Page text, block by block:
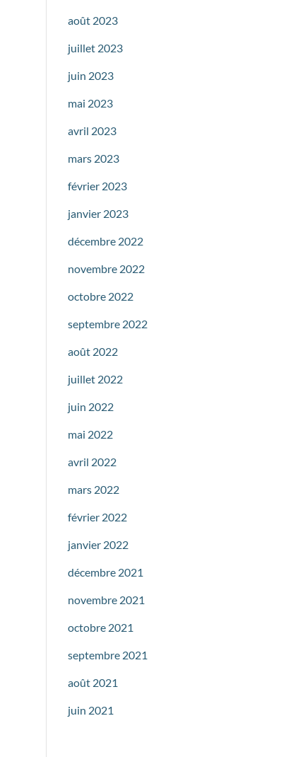
août 2023
juillet 2023
juin 2023
mai 2023
avril 2023
mars 2023
février 2023
janvier 2023
décembre 2022
novembre 2022
octobre 2022
septembre 2022
août 2022
juillet 2022
juin 2022
mai 2022
avril 2022
mars 2022
février 2022
janvier 2022
décembre 2021
novembre 2021
octobre 2021
septembre 2021
août 2021
juin 2021